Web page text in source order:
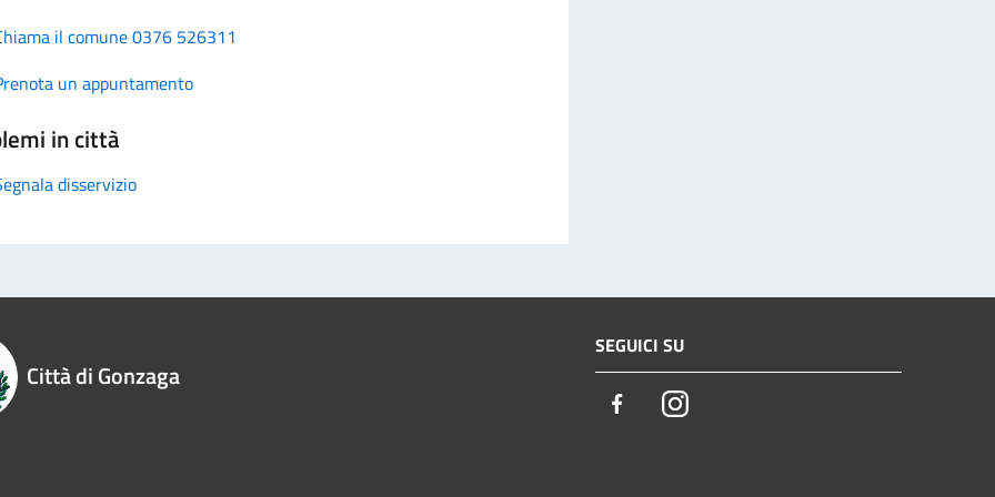
il comune 0376 526311
un appuntamento
in città
disservizio
Città di Gonzaga
SEGUICI SU
FacebookInstagram